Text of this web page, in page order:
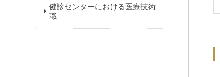
健診センターにおける医療技術
職